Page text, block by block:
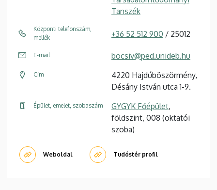
Tanszék
Központi telefonszám,
mellék
+36 52 512 900 / 25012
E-mail bocsiv@ped.unideb.hu
Cím
4220 Hajdúböszörmény,
Désány István utca 1-9.
Épület, emelet, szobaszám GYGYK Főépület,
földszint, 008 (oktatói
szoba)
Weboldal Tudóstér profil